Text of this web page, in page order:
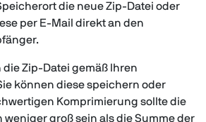
die neue Zip-Datei oder
per E-Mail direkt an den
Zip-Datei gemäß Ihren
können diese speichern oder
Komprimierung sollte die
groß sein als die Summe der